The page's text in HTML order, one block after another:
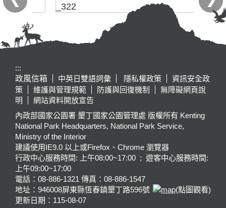
:::
政風信箱
中英日雙語詞彙 隱私權政策
資訊安全政
策
維護與管理規範 防護與回復機制
無障礙網頁說
明
網站資料開放宣告
內政部國家公園署 墾丁國家公園管理處 版權所有 Kenting
National Park Headquarters, National Park Service,
Ministry of the Interior
建議使用IE9.0 以上或Firefox、Chrome 瀏覽器
行政中心服務時間: 上午08:00~17:00 ; 遊客中心服務時間:
上午09:00~17:00
電話：08-886-1321 傳真：08-886-1547
地址：946008屏東縣恆春鎮墾丁路596號
(點圖觀看)
更新日期： 115-08-07